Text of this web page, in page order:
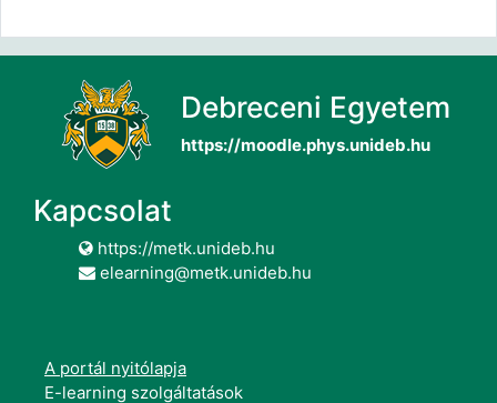
Debreceni Egyetem
https://moodle.phys.unideb.hu
Kapcsolat
https://metk.unideb.hu
elearning@metk.unideb.hu
A portál nyitólapja
E-learning szolgáltatások